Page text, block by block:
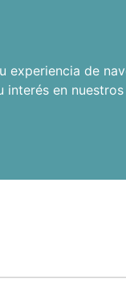
de
interés en